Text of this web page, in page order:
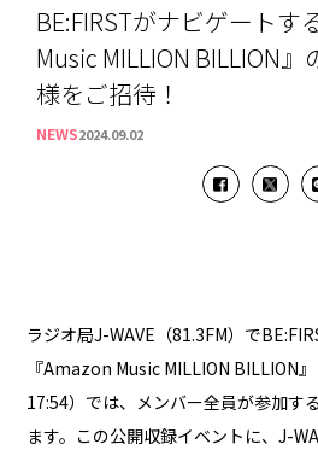
BE:FIRSTがナビゲートす
Music MILLION BILLION
様をご招待！
NEWS2024.09.02
ラジオ局J-WAVE（81.3FM）で
『Amazon Music MILLION BILLION
17:54）では、メンバー全員が参加す
ます。この公開収録イベントに、J-